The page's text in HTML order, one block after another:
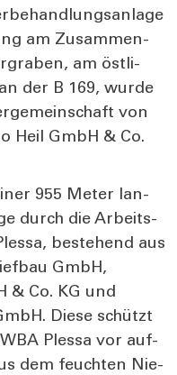
am Zusam­men­
am öst­li­
der B 169, wur­de
von
Heil GmbH & Co.
955 Meter lan­
durch die Arbeits­
bestehend aus
GmbH,
& Co. KG und
Die­se schützt
Ples­sa vor auf­
dem feuch­ten Nie­